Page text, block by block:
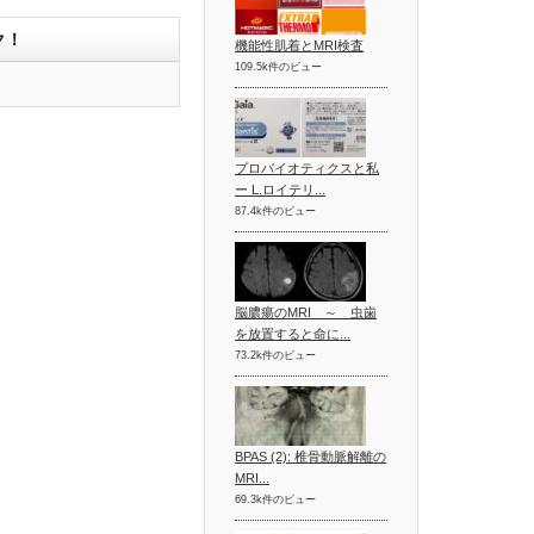
機能性肌着とMRI検査
109.5k件のビュー
プロバイオティクスと私
ー L.ロイテリ...
87.4k件のビュー
脳膿瘍のMRI ～ 虫歯
を放置すると命に...
73.2k件のビュー
BPAS (2): 椎骨動脈解離の
MRI...
69.3k件のビュー